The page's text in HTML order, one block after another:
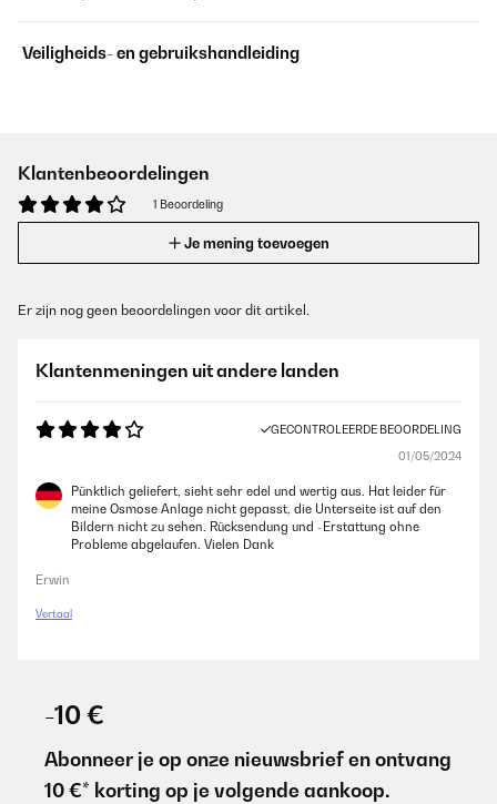
Veiligheids- en gebruikshandleiding
Klantenbeoordelingen
1 Beoordeling
Je mening toevoegen
Er zijn nog geen beoordelingen voor dit artikel.
Klantenmeningen uit andere landen
GECONTROLEERDE BEOORDELING
01/05/2024
Pünktlich geliefert, sieht sehr edel und wertig aus. Hat leider für
meine Osmose Anlage nicht gepasst, die Unterseite ist auf den
Bildern nicht zu sehen. Rücksendung und -Erstattung ohne
Probleme abgelaufen. Vielen Dank
Erwin
Vertaal
-10 €
Abonneer je op onze nieuwsbrief en ontvang
10 €* korting op je volgende aankoop.